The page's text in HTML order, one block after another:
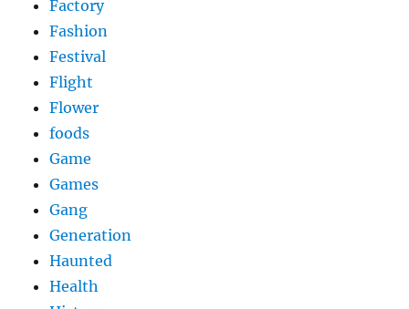
Factory
Fashion
Festival
Flight
Flower
foods
Game
Games
Gang
Generation
Haunted
Health